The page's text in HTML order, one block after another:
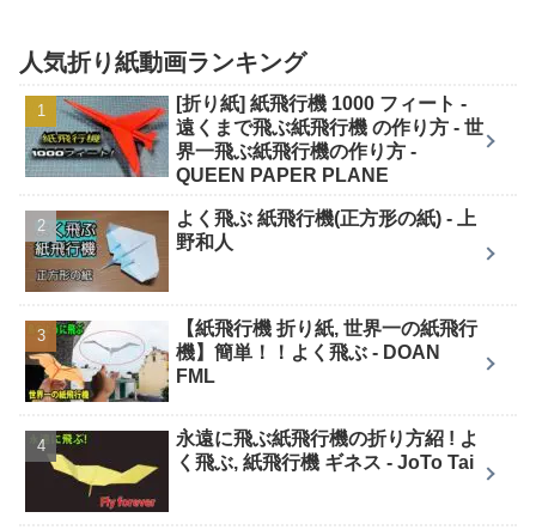
人気折り紙動画ランキング
[折り紙] 紙飛行機 1000 フィート -
遠くまで飛ぶ紙飛行機 の作り方 - 世
界一飛ぶ紙飛行機の作り方 -
QUEEN PAPER PLANE
よく飛ぶ 紙飛行機(正方形の紙) - 上
野和人
【紙飛行機 折り紙, 世界一の紙飛行
機】簡単！！よく飛ぶ - DOAN
FML
永遠に飛ぶ紙飛行機の折り方紹 ! よ
く飛ぶ, 紙飛行機 ギネス - JoTo Tai